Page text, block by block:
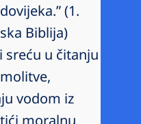
(1.
Biblija)
sreću u čitanju
vodom iz
moralnu